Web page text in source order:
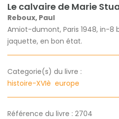
Le calvaire de Marie
Reboux, Paul
Amiot-dumont, Paris 1948, in-8
jaquette, en bon état.
Categorie(s) du livre :
histoire-XVIè europe
Référence du livre : 2704